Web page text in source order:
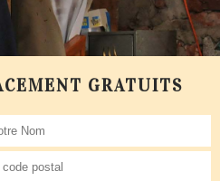
GRATUITS